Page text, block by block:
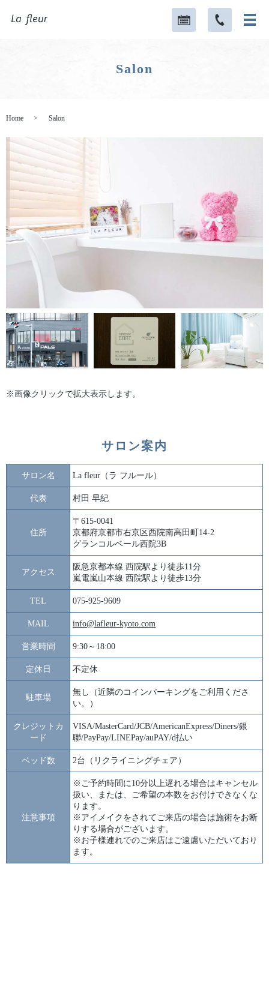
Salon
Home Salon
※画像クリックで拡大表示します。
サロン案内
サロン名 La fleur（ラ フルール）
代表 村田 早紀
住所
〒615-0041
京都府京都市右京区西院南高田町14-2
グランコルベール西院3B
アクセス
阪急京都本線 西院駅より徒歩11分
嵐電嵐山本線 西院駅より徒歩13分
TEL 075-925-9609
MAIL info@lafleur-kyoto.com
営業時間 9:30～18:00
定休日 不定休
駐車場
無し（近隣のコインパーキングをご利用くださ
い。）
クレジットカ
ード
VISA/MasterCard/JCB/AmericanExpress/Diners/銀
聯/PayPay/LINEPay/auPAY/d払い
ベッド数 2台（リクライニングチェア）
注意事項
※ご予約時間に10分以上遅れる場合はキャンセル
扱い、または、ご希望の本数をお付けできなくな
ります。
※アイメイクをされてご来店の場合は施術をお断
りする場合がございます。
※お子様連れでのご来店はご遠慮いただいており
ます。